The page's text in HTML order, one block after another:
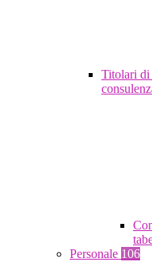
Titolari di
Personale 106